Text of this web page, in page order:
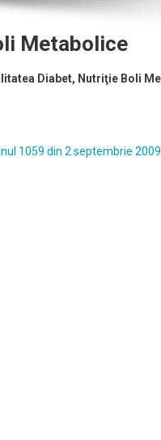
Metabolice
Diabet, Nutriţie Boli
1059 din 2 septembrie